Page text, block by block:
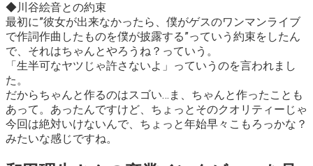
◆川谷絵音との約束
最初に”彼女が出来なかったら、僕がゲスのワンマンライブ
で作詞作曲したものを僕が披露する”っていう約束をしたん
で、それはちゃんとやろうね？っていう。
「生半可なヤツじゃ許さないよ」 っていうのを言われまし
た。
だからちゃんと作るのはスゴい…ま、ちゃんと作ったことも
あって。あったんですけど、ちょっとそのクオリティーじゃ
今回は絶対いけないんで、 ちょっと年始早々こもろっかな？
みたいな感じですね。